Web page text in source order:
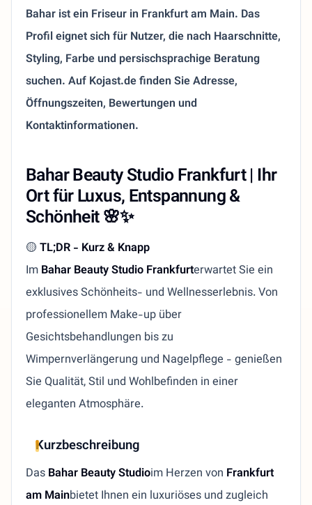
Bahar ist ein Friseur in Frankfurt am Main. Das
Profil eignet sich für Nutzer, die nach Haarschnitte,
Styling, Farbe und persischsprachige Beratung
suchen. Auf Kojast.de finden Sie Adresse,
Öffnungszeiten, Bewertungen und
Kontaktinformationen.
Bahar Beauty Studio Frankfurt | Ihr
Ort für Luxus, Entspannung &
Schönheit 🌸✨
🟡TL;DR - Kurz & Knapp
ImBahar Beauty Studio Frankfurterwartet Sie ein
exklusives Schönheits- und Wellnesserlebnis. Von
professionellem Make-up über
Gesichtsbehandlungen bis zu
Wimpernverlängerung und Nagelpflege - genießen
Sie Qualität, Stil und Wohlbefinden in einer
eleganten Atmosphäre.
Kurzbeschreibung
DasBahar Beauty Studioim Herzen von Frankfurt
am Mainbietet Ihnen ein luxuriöses und zugleich